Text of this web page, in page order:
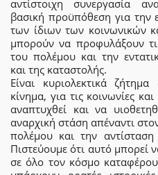
αντίστοιχη συνεργασία
βασική προϋπόθεση για την
των ίδιων των κοινωνικών
μπορούν να προφυλάξουν
του πολέμου και την
και της καταστολής.
Είναι κυριολεκτικά
κίνημα, για τις κοινωνίες
αναπτυχθεί και να
αναρχική στάση απέναντι
πολέμου και την
Πιστεύουμε ότι αυτό μπορεί
σε όλο τον κόσμο